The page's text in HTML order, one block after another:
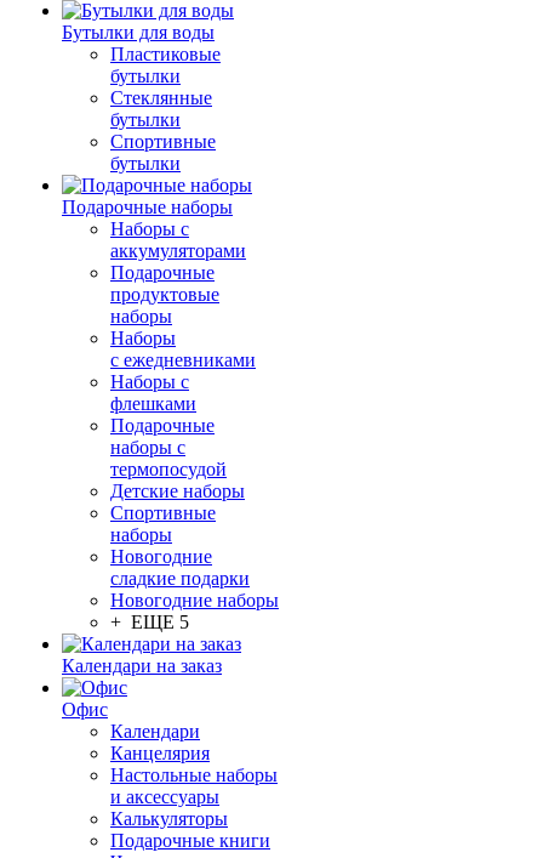
Бутылки для воды
Пластиковые
бутылки
Стеклянные
бутылки
Спортивные
бутылки
Подарочные наборы
Наборы с
аккумуляторами
Подарочные
продуктовые
наборы
Наборы
с ежедневниками
Наборы с
флешками
Подарочные
наборы с
термопосудой
Детские наборы
Спортивные
наборы
Новогодние
сладкие подарки
Новогодние наборы
+ ЕЩЕ 5
Календари на заказ
Офис
Календари
Канцелярия
Настольные наборы
и аксессуары
Калькуляторы
Подарочные книги